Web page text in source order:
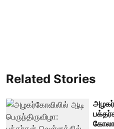
Related Stories